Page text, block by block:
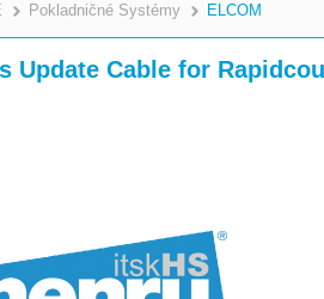
>
Pokladničné Systémy ELCOM
Update Cable for